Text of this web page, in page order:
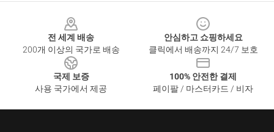
전 세계 배송
200개 이상의 국가로 배송
안심하고 쇼핑하세요
클릭에서 배송까지 24/7 보호
국제 보증
사용 국가에서 제공
100% 안전한 결제
페이팔 / 마스터카드 / 비자